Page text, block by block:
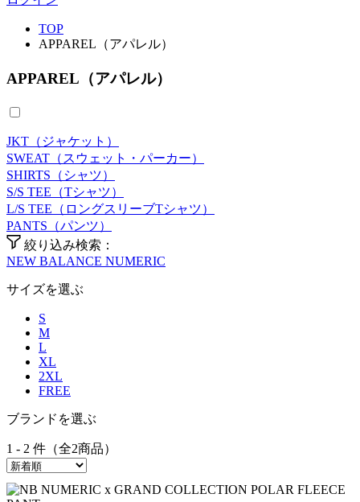
TOP
APPAREL（アパレル）
APPAREL（アパレル）
JKT（ジャケット）
SWEAT（スウェット・パーカー）
SHIRTS（シャツ）
S/S TEE（Tシャツ）
L/S TEE（ロングスリーブTシャツ）
PANTS（パンツ）
絞り込み検索：
NEW BALANCE NUMERIC
サイズを選ぶ
S
M
L
XL
2XL
FREE
ブランドを選ぶ
1 - 2 件（全2商品）